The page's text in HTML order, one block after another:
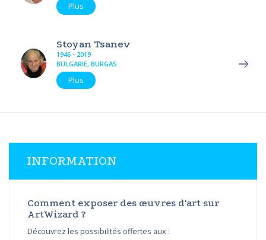
Plus
Stoyan Tsanev
1946 - 2019
BULGARIE, BURGAS
Plus
INFORMATION
Comment exposer des œuvres d'art sur
ArtWizard ?
Découvrez les possibilités offertes aux :